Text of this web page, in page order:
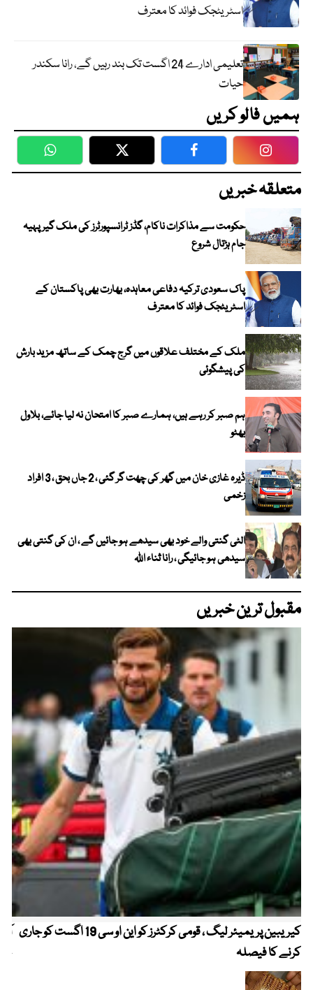
اسٹریٹجک فوائد کا معترف
تعلیمی ادارے 24 اگست تک بند رہیں گے، رانا سکندر
حیات
ہمیں فالو کریں
WhatsApp Twitter Facebook
متعلقہ خبریں
حکومت سے مذاکرات ناکام، گڈز ٹرانسپورٹرز کی ملک گیر پہیہ
جام ہڑتال شروع
پاک سعودی ترکیہ دفاعی معاہدہ، بھارت بھی پاکستان کے
اسٹریٹجک فوائد کا معترف
ملک کے مختلف علاقوں میں گرج چمک کے ساتھ مزید بارش
کی پیشگوئی
ہم صبر کر رہے ہیں، ہمارے صبر کا امتحان نہ لیا جائے، بلاول
بھٹو
ڈیرہ غازی خان میں گھر کی چھت گر گئی ، 2 جاں بحق ، 3 افراد
زخمی
الٹی گنتی والے خود بھی سیدھے ہو جائیں گے ، ان کی گنتی بھی
سیدھی ہو جائیگی ، رانا ثناء اللہ
مقبول ترین خبریں
کیریبین پریمیئر لیگ ، قومی کرکٹرز کو این او سی 19 اگست کو جاری
کرنے کا فیصلہ